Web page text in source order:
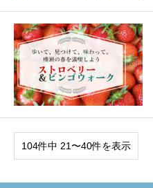
104件中 21〜40件を表示